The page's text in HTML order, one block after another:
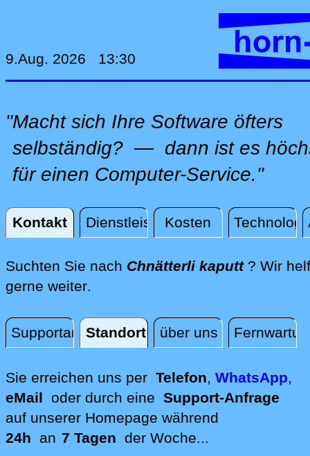
9.Aug. 2026 13:30
"Macht sich Ihre Software öfters
selbständig? — dann ist es
für einen Computer-Service."
Kontakt Dienstleistungen
Kosten
Kontakt
Suchten Sie nach Chnätterli kaputt? Wir
gerne weiterdirekt an Ihrem Standort, per
.
SupportanfrageStandort über uns
Standort
Sie erreichen uns per Telefon, WhatsApp,
eMail oder durch eine Support-Anfrage
auf unserer Homepage während
24h an 7 Tagen der Woche...